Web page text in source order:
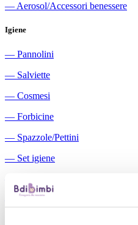
― Aerosol/Accessori benessere
Igiene
― Pannolini
― Salviette
― Cosmesi
― Forbicine
― Spazzole/Pettini
― Set igiene
Aspiratori nasali manuali